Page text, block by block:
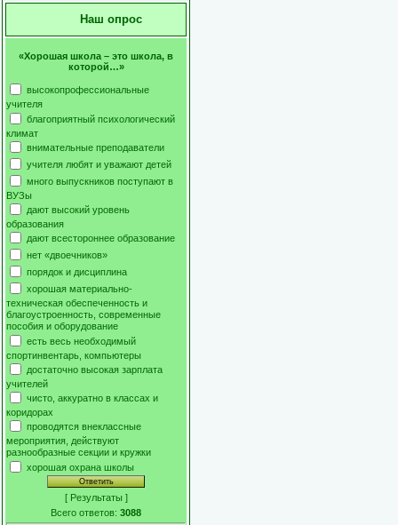
Наш опрос
«Хорошая школа – это школа, в
которой…»
высокопрофессиональные
учителя
благоприятный психологический
климат
внимательные преподаватели
учителя любят и уважают детей
много выпускников поступают в
ВУЗы
дают высокий уровень
образования
дают всестороннее образование
нет «двоечников»
порядок и дисциплина
хорошая материально-
техническая обеспеченность и
благоустроенность, современные
пособия и оборудование
есть весь необходимый
спортинвентарь, компьютеры
достаточно высокая зарплата
учителей
чисто, аккуратно в классах и
коридорах
проводятся внеклассные
мероприятия, действуют
разнообразные секции и кружки
хорошая охрана школы
[ Результаты ]
Всего ответов: 3088